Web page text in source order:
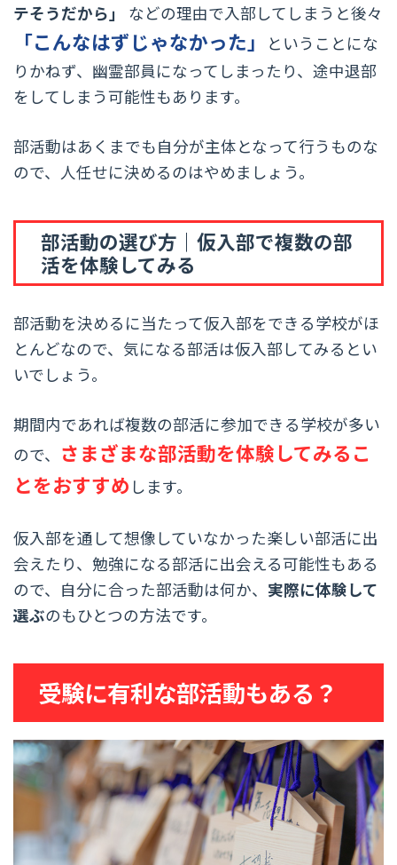
テそうだから」
などの理由で入部してしまうと後々
「こんなはずじゃなかった」
ということにな
りかねず、幽霊部員になってしまったり、途中退部
をしてしまう可能性もあります。
部活動はあくまでも自分が主体となって行うものな
ので、人任せに決めるのはやめましょう。
部活動の選び方｜仮入部で複数の部
活を体験してみる
部活動を決めるに当たって仮入部をできる学校がほ
とんどなので、気になる部活は仮入部してみるとい
いでしょう。
期間内であれば複数の部活に参加できる学校が多い
ので、 さまざまな部活動を体験してみるこ
とをおすすめ します。
仮入部を通して想像していなかった楽しい部活に出
会えたり、勉強になる部活に出会える可能性もある
ので、自分に合った部活動は何か、 実際に体験して
選ぶのもひとつの方法です。
受験に有利な部活動もある？